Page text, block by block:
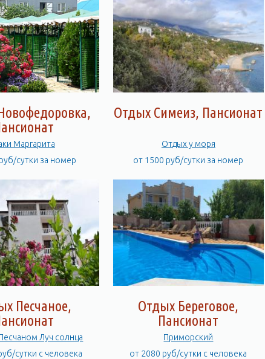
Mаргарита
сутки за номер
Отдых Симеиз, Пансионат
Отдых у моря
от 1500 руб/сутки за номер
Песчаное,
в Песчаном Луч солнца
сутки с человека
Отдых Береговое,
Пансионат
Приморский
от 2080 руб/сутки с человека